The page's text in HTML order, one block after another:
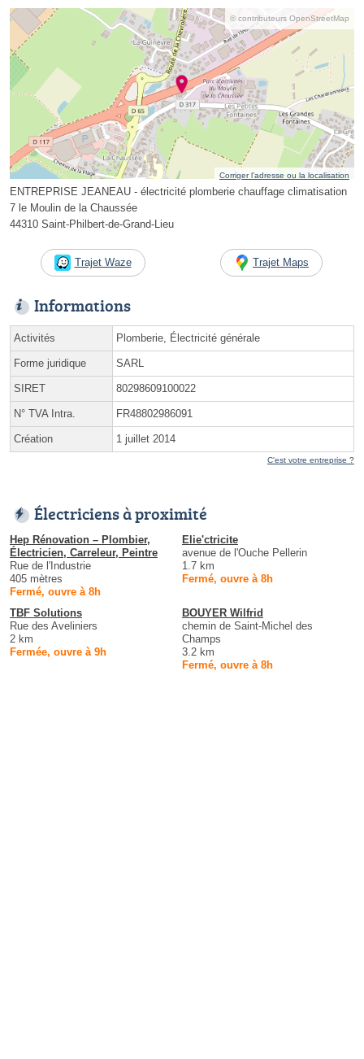
© contributeurs OpenStreetMap
Corriger l’adresse ou la localisation
ENTREPRISE JEANEAU - électricité plomberie chauffage climatisation
7 le Moulin de la Chaussée
44310 Saint-Philbert-de-Grand-Lieu
Trajet Waze Trajet Maps
Informations
Activités Plomberie, Électricité générale
Forme juridique SARL
SIRET 80298609100022
N° TVA Intra. FR48802986091
Création 1 juillet 2014
C'est votre entreprise ?
Électriciens à proximité
Hep Rénovation – Plombier,
Électricien, Carreleur, Peintre
Rue de l'Industrie
405 mètres
Fermé, ouvre à 8h
Elie'ctricite
avenue de l'Ouche Pellerin
1.7 km
Fermé, ouvre à 8h
TBF Solutions
Rue des Aveliniers
2 km
Fermée, ouvre à 9h
BOUYER Wilfrid
chemin de Saint-Michel des
Champs
3.2 km
Fermé, ouvre à 8h